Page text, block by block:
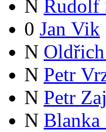
N Rudolf
0 Jan Vik
N
N Petr
N Petr
N Blanka